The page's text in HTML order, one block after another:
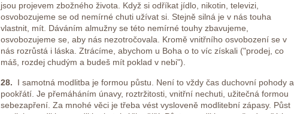
jsou projevem zbožného života. Když si odříkat jídlo, nikotin, televizi,
osvobozujeme se od nemírné chuti užívat si. Stejně silná je v nás touha
vlastnit, mít. Dáváním almužny se této nemírné touhy zbavujeme,
osvobozujeme se, aby nás nezotročovala. Kromě vnitřního osvobození se v
nás rozrůstá i láska. Ztrácíme, abychom u Boha o to víc získali ("prodej, co
máš, rozdej chudým a budeš mít poklad v nebi").
28. I samotná modlitba je formou půstu. Není to vždy čas duchovní pohody a
pookřátí. Je přemáháním únavy, roztržitosti, vnitřní nechuti, užitečná formou
sebezapření. Za mnohé věci je třeba vést vysloveně modlitební zápasy. Půst